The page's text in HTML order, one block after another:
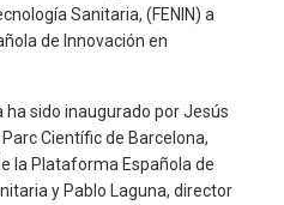
Sanitaria, (FENIN) a
de Innovación en
ha sido inaugurado por Jesús
Científic de Barcelona,
la Plataforma Española de
y Pablo Laguna, director